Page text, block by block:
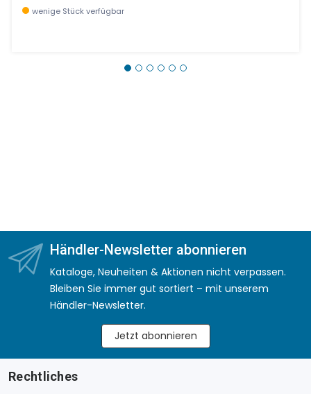
wenige Stück verfügbar
Händler-Newsletter abonnieren
Kataloge, Neuheiten & Aktionen nicht verpassen.
Bleiben Sie immer gut sortiert – mit unserem
Händler-Newsletter.
Jetzt abonnieren
Rechtliches